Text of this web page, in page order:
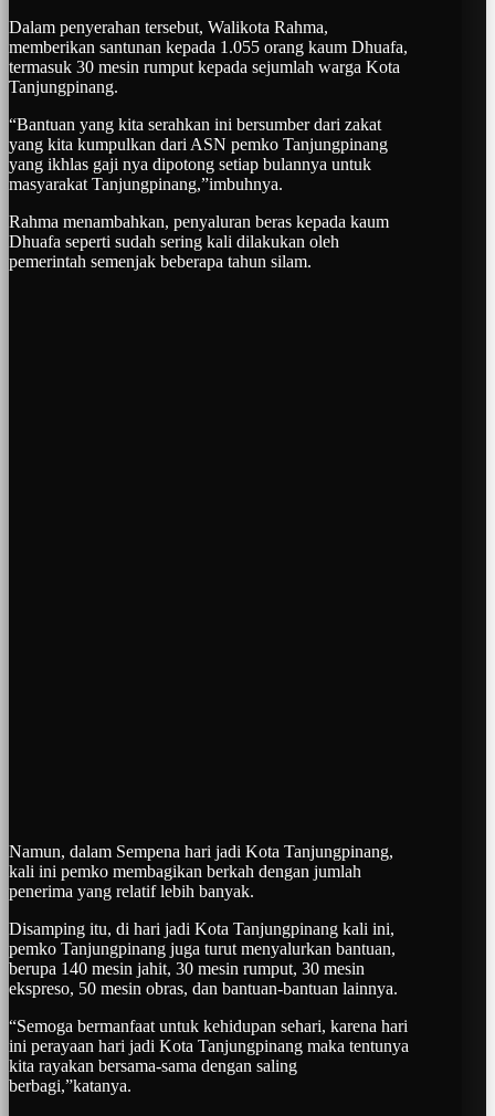
Dalam penyerahan tersebut, Walikota Rahma,
memberikan santunan kepada 1.055 orang kaum Dhuafa,
termasuk 30 mesin rumput kepada sejumlah warga Kota
Tanjungpinang.
“Bantuan yang kita serahkan ini bersumber dari zakat
yang kita kumpulkan dari ASN pemko Tanjungpinang
yang ikhlas gaji nya dipotong setiap bulannya untuk
masyarakat Tanjungpinang,”imbuhnya.
Rahma menambahkan, penyaluran beras kepada kaum
Dhuafa seperti sudah sering kali dilakukan oleh
pemerintah semenjak beberapa tahun silam.
Namun, dalam Sempena hari jadi Kota Tanjungpinang,
kali ini pemko membagikan berkah dengan jumlah
penerima yang relatif lebih banyak.
Disamping itu, di hari jadi Kota Tanjungpinang kali ini,
pemko Tanjungpinang juga turut menyalurkan bantuan,
berupa 140 mesin jahit, 30 mesin rumput, 30 mesin
ekspreso, 50 mesin obras, dan bantuan-bantuan lainnya.
“Semoga bermanfaat untuk kehidupan sehari, karena hari
ini perayaan hari jadi Kota Tanjungpinang maka tentunya
kita rayakan bersama-sama dengan saling
berbagi,”katanya.